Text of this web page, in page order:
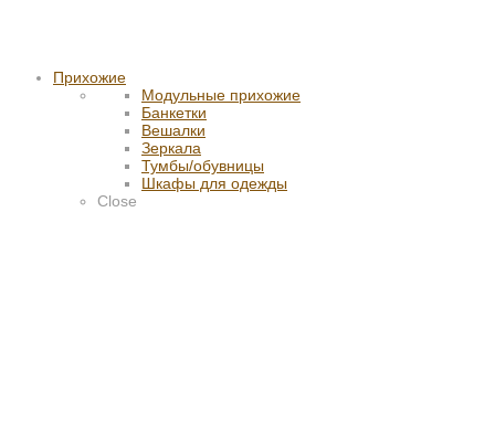
Прихожие
Модульные прихожие
Банкетки
Вешалки
Зеркала
Тумбы/обувницы
Шкафы для одежды
Close